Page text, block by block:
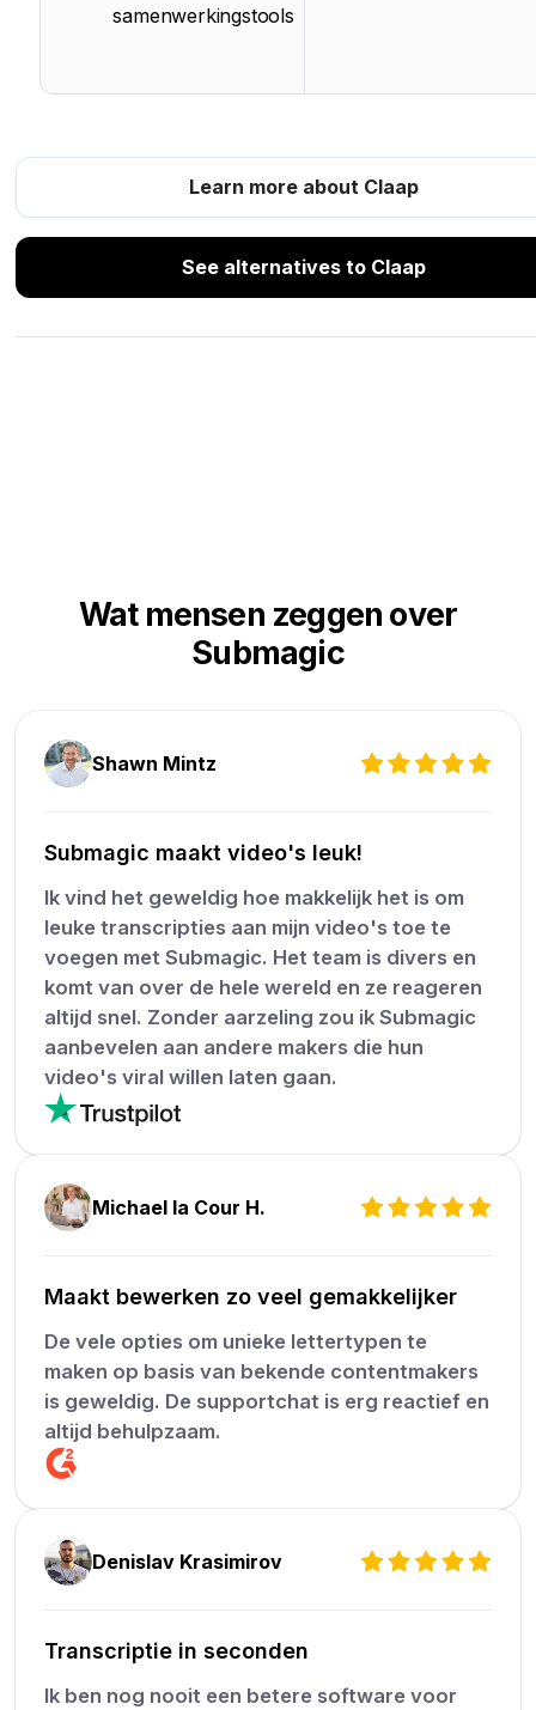
samenwerkingstools
Learn more about Claap
See alternatives to Claap
Wat mensen zeggen over
Submagic
Shawn Mintz
Submagic maakt video's leuk!
Ik vind het geweldig hoe makkelijk het is om
leuke transcripties aan mijn video's toe te
voegen met Submagic. Het team is divers en
komt van over de hele wereld en ze reageren
altijd snel. Zonder aarzeling zou ik Submagic
aanbevelen aan andere makers die hun
video's viral willen laten gaan.
Michael la Cour H.
Maakt bewerken zo veel gemakkelijker
De vele opties om unieke lettertypen te
maken op basis van bekende contentmakers
is geweldig. De supportchat is erg reactief en
altijd behulpzaam.
Denislav Krasimirov
Transcriptie in seconden
Ik ben nog nooit een betere software voor